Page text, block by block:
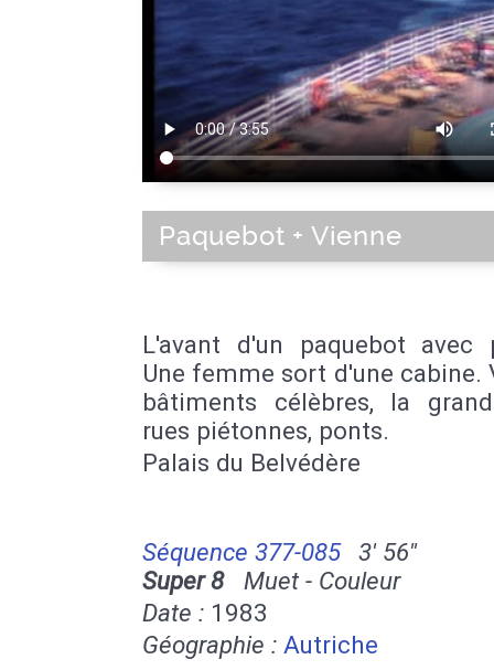
Paquebot + Vienne
L'avant d'un paquebot avec
Une femme sort d'une cabine.
bâtiments célèbres, la
rues piétonnes, ponts.
Palais du Belvédère
Séquence 377-085
3' 56''
Super 8Muet - Couleur
Date : 1983
Géographie : Autriche